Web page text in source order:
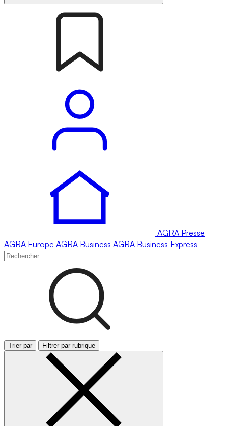
AGRA Presse
AGRA Europe AGRA Business AGRA Business Express
Trier par Filtrer par rubrique